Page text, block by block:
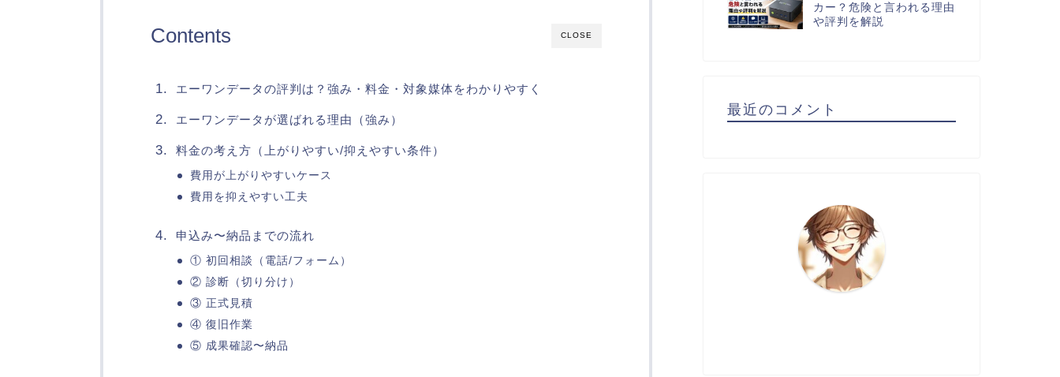
CLOSE
Contents
エーワンデータの評判は？強み・料金・対象媒体をわかりやすく
エーワンデータが選ばれる理由（強み）
料金の考え方（上がりやすい/抑えやすい条件）
費用が上がりやすいケース
費用を抑えやすい工夫
申込み〜納品までの流れ
① 初回相談（電話/フォーム）
② 診断（切り分け）
③ 正式見積
④ 復旧作業
⑤ 成果確認〜納品
カー？危険と言われる理由
や評判を解説
最近のコメント